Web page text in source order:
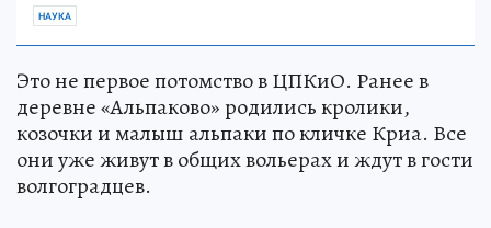
НАУКА
Это не первое потомство в ЦПКиО. Ранее в
деревне «Альпаково» родились кролики,
козочки и малыш альпаки по кличке Криа. Все
они уже живут в общих вольерах и ждут в гости
волгоградцев.